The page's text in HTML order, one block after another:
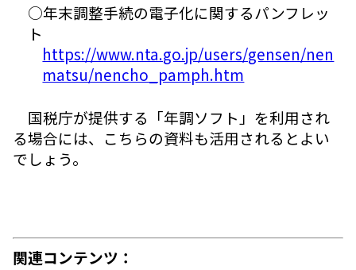
○年末調整手続の電子化に関するパンフレッ
ト
https://www.nta.go.jp/users/gensen/nen
matsu/nencho_pamph.htm
国税庁が提供する「年調ソフト」を利用され
る場合には、こちらの資料も活用されるとよい
でしょう。
関連コンテンツ：